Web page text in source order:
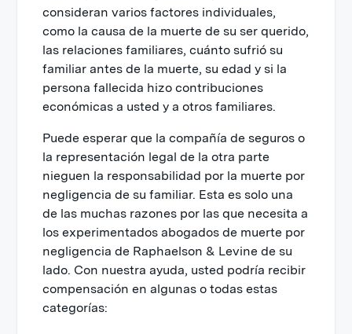
consideran varios factores individuales,
como la causa de la muerte de su ser querido,
las relaciones familiares, cuánto sufrió su
familiar antes de la muerte, su edad y si la
persona fallecida hizo contribuciones
económicas a usted y a otros familiares.
Puede esperar que la compañía de seguros o
la representación legal de la otra parte
nieguen la responsabilidad por la muerte por
negligencia de su familiar. Esta es solo una
de las muchas razones por las que necesita a
los experimentados abogados de muerte por
negligencia de Raphaelson & Levine de su
lado. Con nuestra ayuda, usted podría recibir
compensación en algunas o todas estas
categorías: